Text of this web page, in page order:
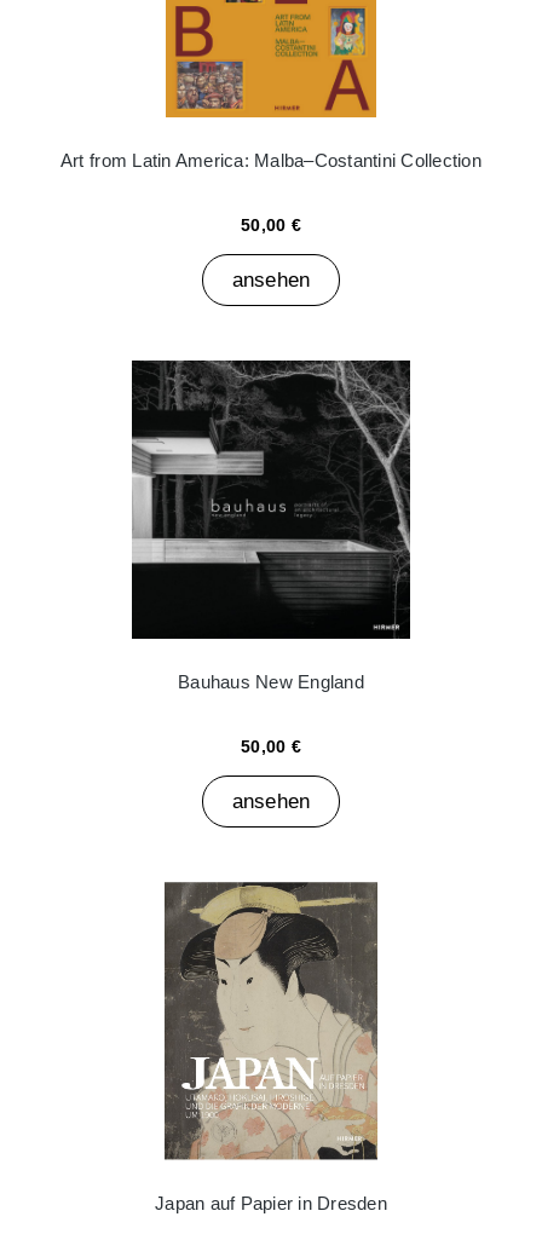
Art from Latin America: Malba–Costantini Collection
50,00 €
ansehen
Bauhaus New England
50,00 €
ansehen
Japan auf Papier in Dresden